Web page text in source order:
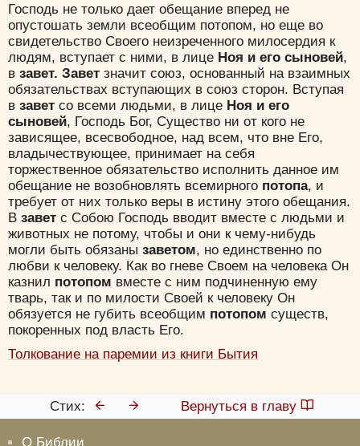
Господь не только дает обещание вперед не
опустошать земли всеобщим потопом, но еще во
свидетельство Своего неизреченного милосердия к
людям, вступает с ними, в лице Ноя и его сыновей,
в завет. Завет значит союз, осно­ванный на взаимных
обязательствах вступающих в союз сторон. Вступая
в завет со всеми людьми, в лице Ноя и его
сыновей, Господь Бог, Существо ни от кого не
зависящее, всесвободное, над всем, что вне Его,
владычествующее, принимает на себя
торжественное обязательство испол­нить данное им
обещание не возобновлять всемирного потопа, и
требует от них только веры в истину этого обе­щания.
В завет с Собою Господь вводит вместе с людьми и
животных не потому, чтобы и они к чему-нибудь
могли быть обязаны заветом, но единственно по
любви к челове­ку. Как во гневе Своем на человека Он
казнил потопом вместе с ним подчиненную ему
тварь, так и по милости Своей к человеку Он
обязуется не губить всеобщим пото­пом существ,
покоренных под власть Его.
Толкование на паремии из книги Бытия
Стих: Вернуться в главу
О Библии